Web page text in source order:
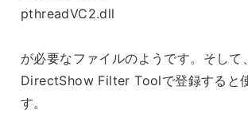
pthreadVC2.dll
が必要なファイルのようです。そし
DirectShow Filter Toolで登録すると
す。